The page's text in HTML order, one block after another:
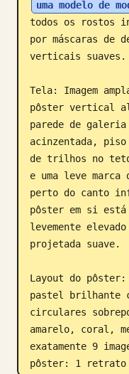
Atualizações
uma modelo de
todos os rostos
por máscaras de
verticais suaves.
Tela: Imagem
pôster vertical
parede de
acinzentada,
de trilhos no
e uma leve
perto do canto
pôster em si
levemente elevado
projetada suave.
Layout do pôster:
pastel brilhante
circulares
amarelo, coral,
exatamente 9
pôster: 1 retrato